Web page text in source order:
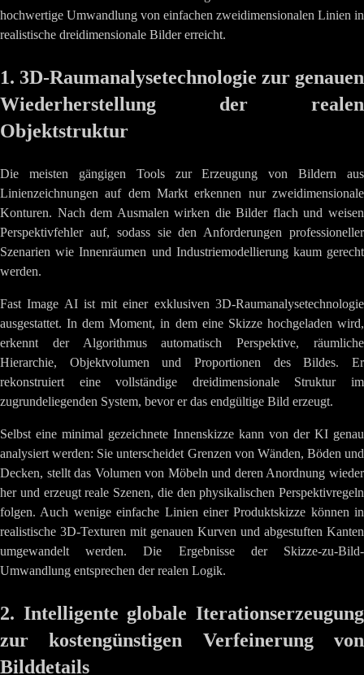
hochwertige Umwandlung von einfachen zweidimensionalen Linien in
realistische dreidimensionale Bilder erreicht.
1. 3D-Raumanalysetechnologie zur genauen
Wiederherstellung der realen
Objektstruktur
Die meisten gängigen Tools zur Erzeugung von Bildern aus
Linienzeichnungen auf dem Markt erkennen nur zweidimensionale
Konturen. Nach dem Ausmalen wirken die Bilder flach und weisen
Perspektivfehler auf, sodass sie den Anforderungen professioneller
Szenarien wie Innenräumen und Industriemodellierung kaum gerecht
werden.
Fast Image AI ist mit einer exklusiven 3D-Raumanalysetechnologie
ausgestattet. In dem Moment, in dem eine Skizze hochgeladen wird,
erkennt der Algorithmus automatisch Perspektive, räumliche
Hierarchie, Objektvolumen und Proportionen des Bildes. Er
rekonstruiert eine vollständige dreidimensionale Struktur im
zugrundeliegenden System, bevor er das endgültige Bild erzeugt.
Selbst eine minimal gezeichnete Innenskizze kann von der KI genau
analysiert werden: Sie unterscheidet Grenzen von Wänden, Böden und
Decken, stellt das Volumen von Möbeln und deren Anordnung wieder
her und erzeugt reale Szenen, die den physikalischen Perspektivregeln
folgen. Auch wenige einfache Linien einer Produktskizze können in
realistische 3D-Texturen mit genauen Kurven und abgestuften Kanten
umgewandelt werden. Die Ergebnisse der Skizze-zu-Bild-
Umwandlung entsprechen der realen Logik.
2. Intelligente globale Iterationserzeugung
zur kostengünstigen Verfeinerung von
Bilddetails